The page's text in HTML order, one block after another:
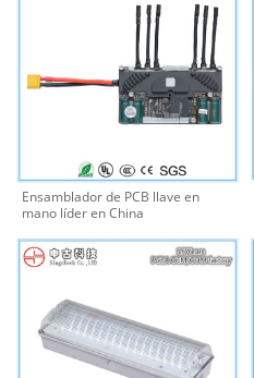
Ensamblador de PCB llave en
mano líder en China